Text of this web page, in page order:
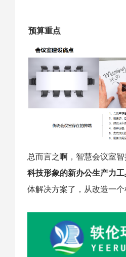
预算重点
总而言之啊，智慧会议室
科技形象的新办公生产力
体解决方案了，从改造一